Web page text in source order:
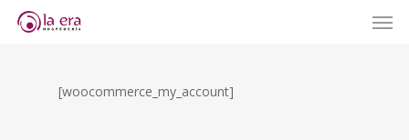
Skip
[woocommerce_my_account]